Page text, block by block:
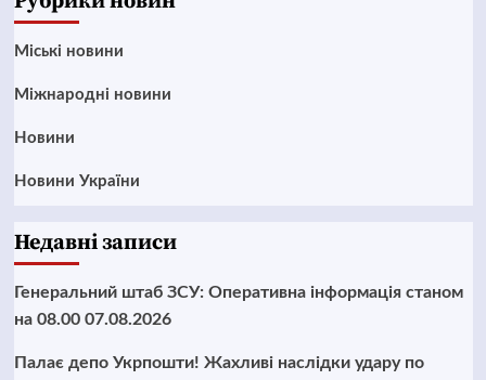
Mіські новини
Міжнародні новини
Новини
Новини України
Недавні записи
Генеральний штаб ЗСУ: Оперативна інформація станом
на 08.00 07.08.2026
Палає депо Укрпошти! Жахливі наслідки удару по